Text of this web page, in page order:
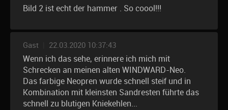
Bild 2 ist echt der hammer . So coool!!!
Gast 22.03.2020 10:37:43
Wenn ich das sehe, erinnere ich mich mit
Schrecken an meinen alten WINDWARD-Neo.
Das farbige Neopren wurde schnell steif und in
Kombination mit kleinsten Sandresten führte das
schnell zu blutigen Kniekehlen...